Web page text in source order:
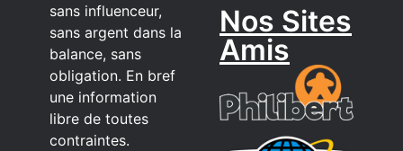
sans influenceur,
sans argent dans la
balance, sans
obligation. En bref
une information
libre de toutes
contraintes.
Nos Sites
Amis